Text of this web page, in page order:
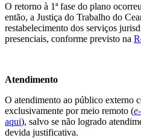
O retorno à 1ª fase do plano
então, a Justiça do Trabalho do
restabelecimento dos serviços
presenciais, conforme previsto na
Atendimento
O atendimento ao público externo
exclusivamente por meio remoto (
aqui), salvo se não logrado
devida justificativa.